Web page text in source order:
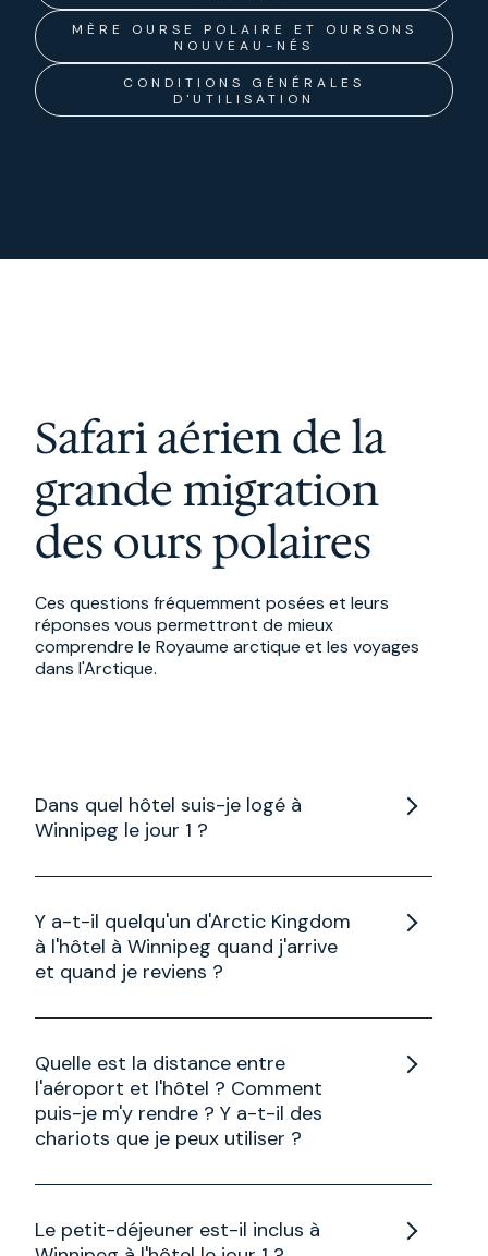
MÈRE OURSE POLAIRE ET OURSONS
NOUVEAU-NÉS
CONDITIONS GÉNÉRALES
D'UTILISATION
Safari aérien de la
grande migration
des ours polaires
Ces questions fréquemment posées et leurs
réponses vous permettront de mieux
comprendre le Royaume arctique et les voyages
dans l'Arctique.
Dans quel hôtel suis-je logé à
Winnipeg le jour 1 ?
proximité de l'aéroport international James
Armstrong Richardson.
Y a-t-il quelqu'un d'Arctic Kingdom
à l'hôtel à Winnipeg quand j'arrive
et quand je reviens ?
à Churchill par le représentant du Royaume de
l'Arctique au début et à la fin de votre voyage.
Quelle est la distance entre
l'aéroport et l'hôtel ? Comment
puis-je m'y rendre ? Y a-t-il des
chariots que je peux utiliser ?
affaires de l'aéroport à votre chambre d'hôtel à
Le petit-déjeuner est-il inclus à